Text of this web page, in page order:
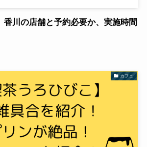
香川の店舗と予約必要か、実施時間
カフェ